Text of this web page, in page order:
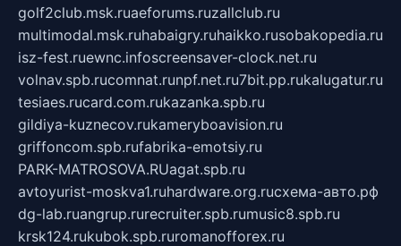
golf2club.msk.ruaeforums.ruzallclub.ru
multimodal.msk.ruhabaigry.ruhaikko.rusobakopedia.ru
isz-fest.ruewnc.infoscreensaver-clock.net.ru
volnav.spb.rucomnat.runpf.net.ru7bit.pp.rukalugatur.ru
tesiaes.rucard.com.rukazanka.spb.ru
gildiya-kuznecov.rukameryboavision.ru
griffoncom.spb.rufabrika-emotsiy.ru
PARK-MATROSOVA.RUagat.spb.ru
avtoyurist-moskva1.ruhardware.org.ruсхема-авто.рф
dg-lab.ruangrup.rurecruiter.spb.rumusic8.spb.ru
krsk124.rukubok.spb.ruromanofforex.ru